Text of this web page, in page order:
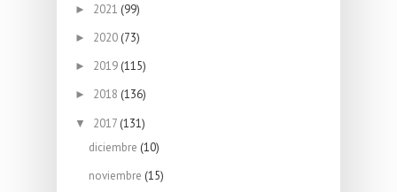
► 2021 (99)
► 2020 (73)
► 2019 (115)
► 2018 (136)
▼ 2017 (131)
diciembre (10)
noviembre (15)